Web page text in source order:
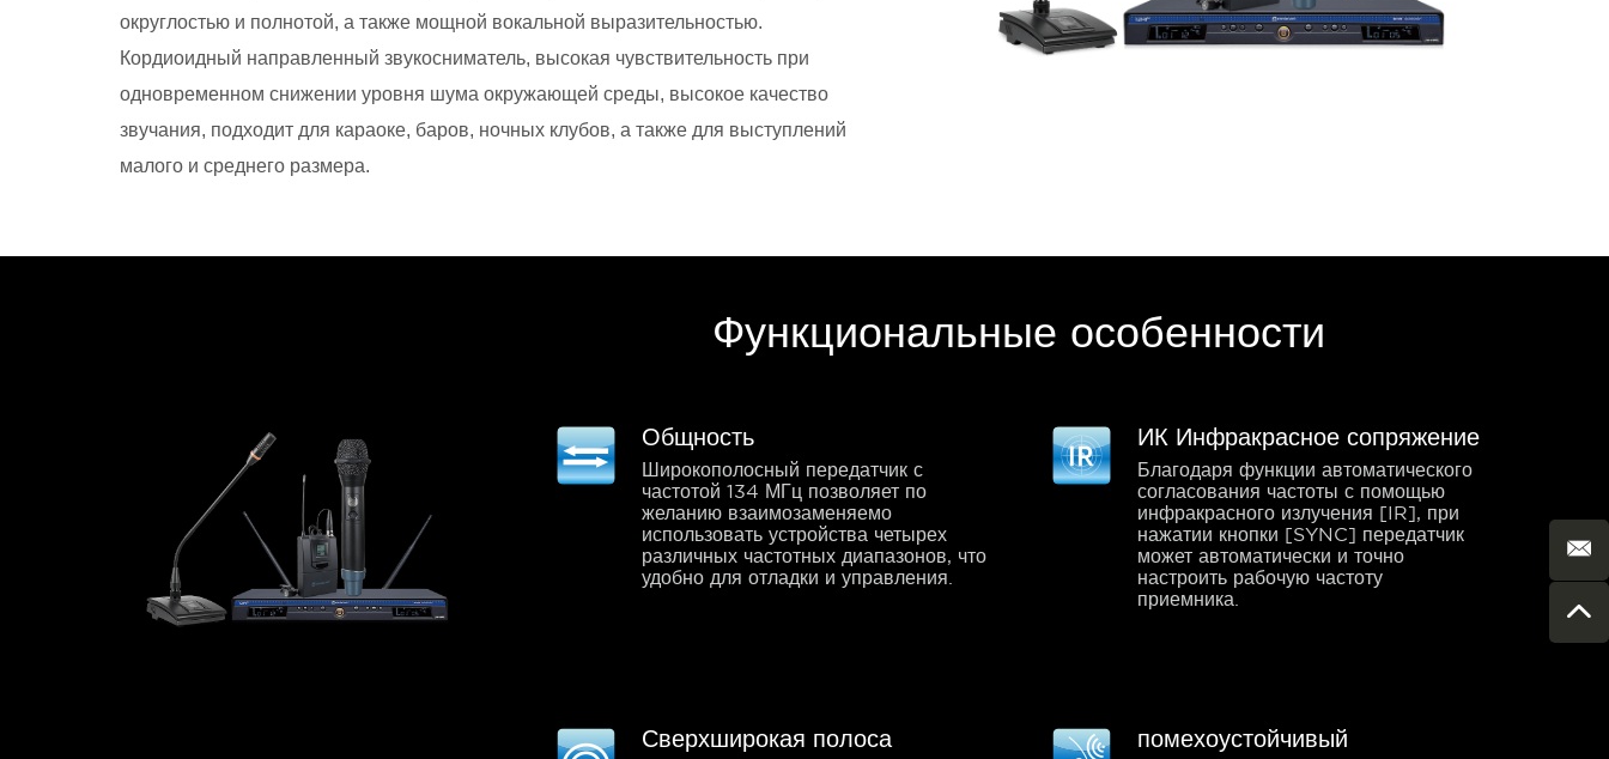
округлостью и полнотой, а также мощной вокальной выразительностью.
Кордиоидный направленный звукосниматель, высокая чувствительность при
одновременном снижении уровня шума окружающей среды, высокое качество
звучания, подходит для караоке, баров, ночных клубов, а также для выступлений
малого и среднего размера.
Функциональные особенности
Общность
Широкополосный передатчик с
частотой 134 МГц позволяет по
желанию взаимозаменяемо
использовать устройства четырех
различных частотных диапазонов, что
удобно для отладки и управления.
ИК Инфракрасное сопряжение
Благодаря функции автоматического
согласования частоты с помощью
инфракрасного излучения [IR], при
нажатии кнопки [SYNC] передатчик
может автоматически и точно
настроить рабочую частоту
приемника.
Сверхширокая полоса
помехоустойчивый